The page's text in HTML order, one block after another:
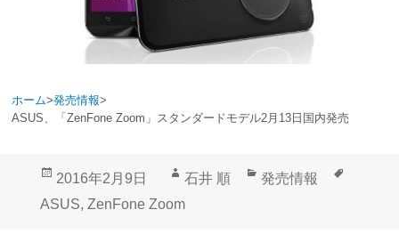
ホーム>発売情報>
ASUS、「ZenFone Zoom」スタンダードモデル2月13日国内発売
投
稿
2016年2月9日
作
成
石井 順
カ
発売情報
ASUS, ZenFone Zoom